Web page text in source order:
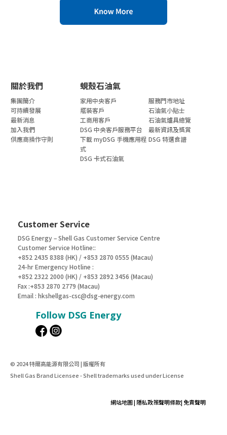
關於我們 蜆殼石油氣
集團簡介
可持續發展
最新消息
加入我們
供應商操作守則
家用中央客戶
瓶裝客戶
工商用客戶
DSG 中央客戶服務平台
下載 myDSG 手機應用程
式
DSG 卡式石油氣
服務門市地址
石油氣小貼士
石油氣爐具總覽
最新資訊及獎賞
DSG 特選食譜
Customer Service
DSG Energy – Shell Gas Customer Service Centre
Customer Service Hotline::
+852 2435 8388 (HK) / +853 2870 0555 (Macau)
24-hr Emergency Hotline :
+852 2322 2000 (HK) / +853 2892 3456 (Macau)
Fax :+853 2870 2779 (Macau)
Email : hkshellgas-csc@dsg-energy.com
Follow DSG Energy
© 2024 特爾高能源有限公司 | 版權所有
Shell Gas Brand Licensee - Shell trademarks used under License
網站地圖| 隱私政策聲明條款| 免責聲明